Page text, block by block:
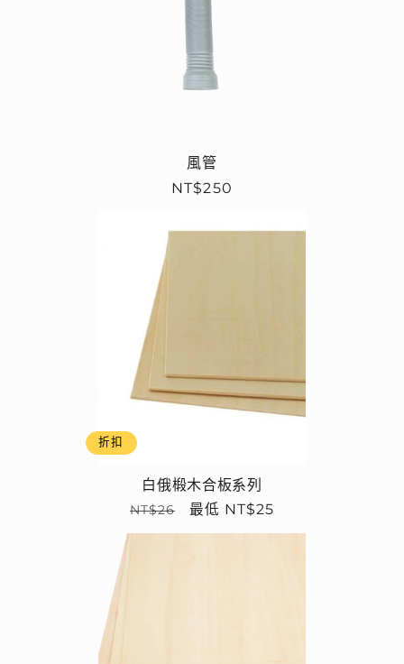
風管
定
NT$250
折扣
白俄椴木合板系列
定
NT$26
售
最低 NT$25